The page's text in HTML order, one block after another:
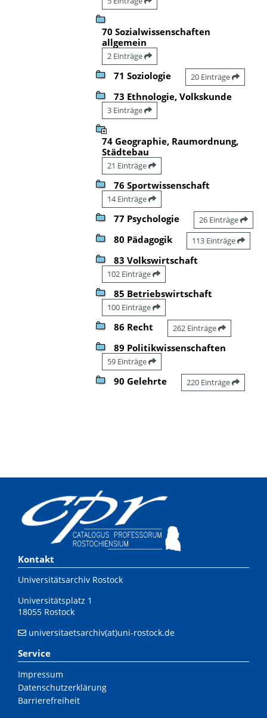
70 Sozialwissenschaften
allgemein
2 Einträge
71 Soziologie 20 Einträge
73 Ethnologie, Volkskunde
3 Einträge
74 Geographie, Raumordnung,
Städtebau
21 Einträge
76 Sportwissenschaft
14 Einträge
77 Psychologie 26 Einträge
80 Pädagogik 113 Einträge
83 Volkswirtschaft
102 Einträge
85 Betriebswirtschaft
100 Einträge
86 Recht 262 Einträge
89 Politikwissenschaften
59 Einträge
90 Gelehrte 220 Einträge
Kontakt
Universitätsarchiv Rostock
Universitätsplatz 1
18055 Rostock
universitaetsarchiv(at)uni-rostock.de
Service
Impressum
Datenschutzerklärung
Barrierefreiheit